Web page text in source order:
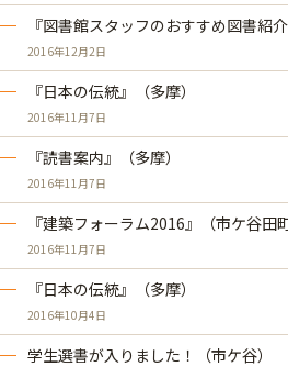
『図書館スタッフのおすすめ図書紹介
2016年12月2日
『日本の伝統』（多摩）
2016年11月7日
『読書案内』（多摩）
2016年11月7日
『建築フォーラム2016』（市ケ谷田町
2016年11月7日
『日本の伝統』（多摩）
2016年10月4日
学生選書が入りました！（市ケ谷）